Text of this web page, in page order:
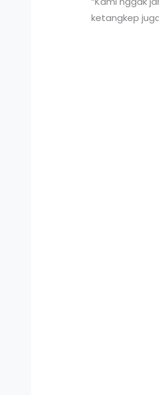
ketangkep